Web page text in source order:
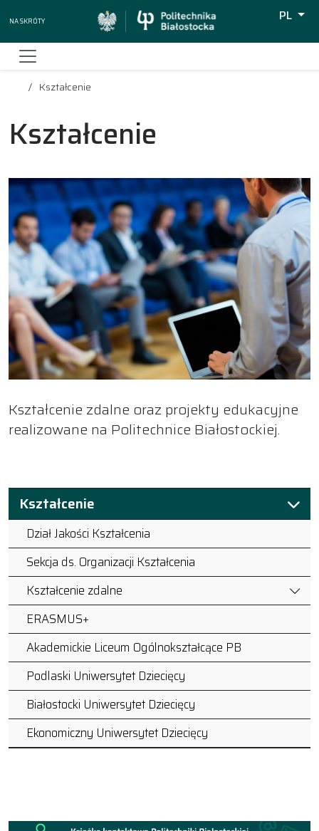
Na skróty
PL
Kształcenie
Kształcenie
Kształcenie zdalne oraz projekty edukacyjne
realizowane na Politechnice Białostockiej.
Kształcenie
Dział Jakości Kształcenia
Sekcja ds. Organizacji Kształcenia
Kształcenie zdalne
ERASMUS+
Akademickie Liceum Ogólnokształcące PB
Podlaski Uniwersytet Dziecięcy
Białostocki Uniwersytet Dziecięcy
Ekonomiczny Uniwersytet Dziecięcy